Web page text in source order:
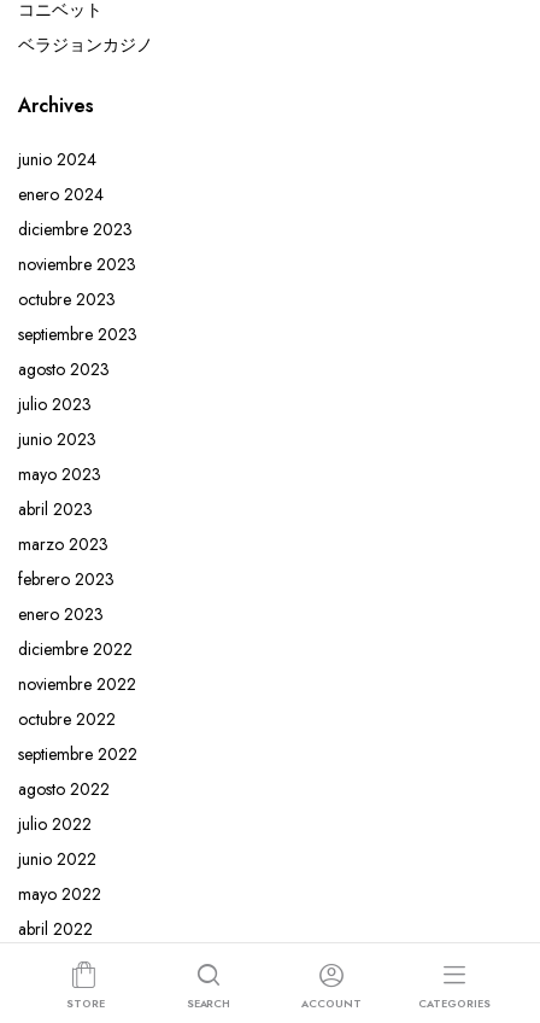
コニベット
ベラジョンカジノ
Archives
junio 2024
enero 2024
diciembre 2023
noviembre 2023
octubre 2023
septiembre 2023
agosto 2023
julio 2023
junio 2023
mayo 2023
abril 2023
marzo 2023
febrero 2023
enero 2023
diciembre 2022
noviembre 2022
octubre 2022
septiembre 2022
agosto 2022
julio 2022
junio 2022
mayo 2022
abril 2022
febrero 2022
noviembre 2021
STORE SEARCH ACCOUNT CATEGORIES